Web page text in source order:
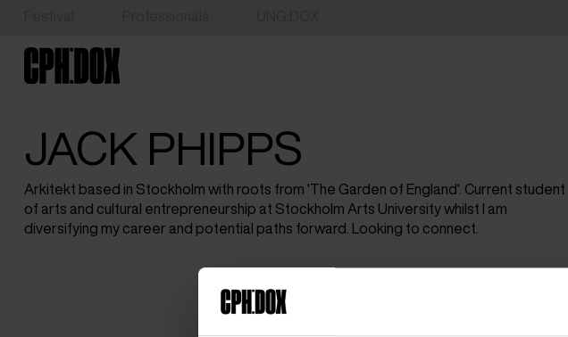
JACK PHIPPS
Arkitekt based in Stockholm with roots from 'The Garden of England'. Current student
of arts and cultural entrepreneurship at Stockholm Arts University whilst I am
diversifying my career and potential paths forward. Looking to connect.